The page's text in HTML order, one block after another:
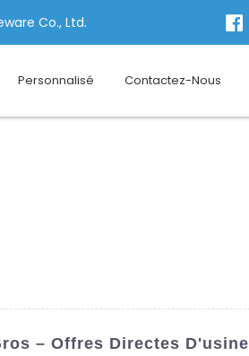
Co., Ltd.
Personnalisé Contactez-Nous
– Offres Directes D'usine